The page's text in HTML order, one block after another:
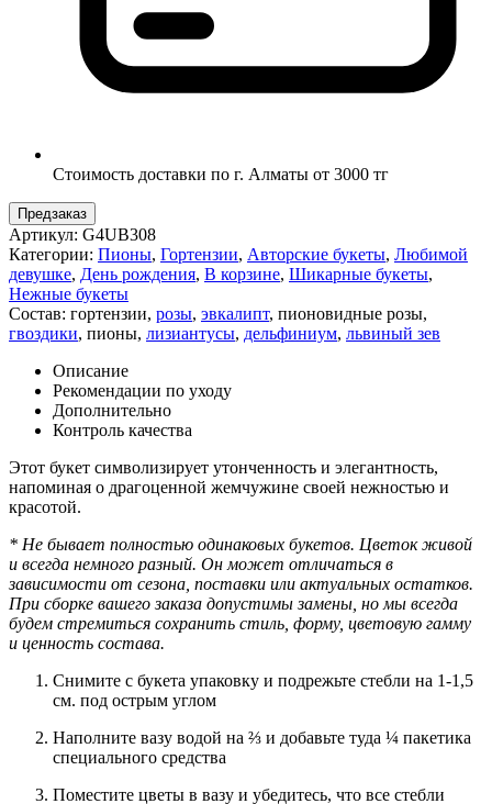
Стоимость доставки по г. Алматы от 3000 тг
Предзаказ
Артикул: G4UB308
Категории: Пионы, Гортензии, Авторские букеты, Любимой
девушке, День рождения, В корзине, Шикарные букеты,
Нежные букеты
Состав: гортензии, розы, эвкалипт, пионовидные розы,
гвоздики, пионы, лизиантусы, дельфиниум, львиный зев
Описание
Рекомендации по уходу
Дополнительно
Контроль качества
Этот букет символизирует утонченность и элегантность,
напоминая о драгоценной жемчужине своей нежностью и
красотой.
* Не бывает полностью одинаковых букетов. Цветок живой
и всегда немного разный. Он может отличаться в
зависимости от сезона, поставки или актуальных остатков.
При сборке вашего заказа допустимы замены, но мы всегда
будем стремиться сохранить стиль, форму, цветовую гамму
и ценность состава.
Снимите с букета упаковку и подрежьте стебли на 1-1,5
см. под острым углом
Наполните вазу водой на ⅔ и добавьте туда ¼ пакетика
специального средства
Поместите цветы в вазу и убедитесь, что все стебли